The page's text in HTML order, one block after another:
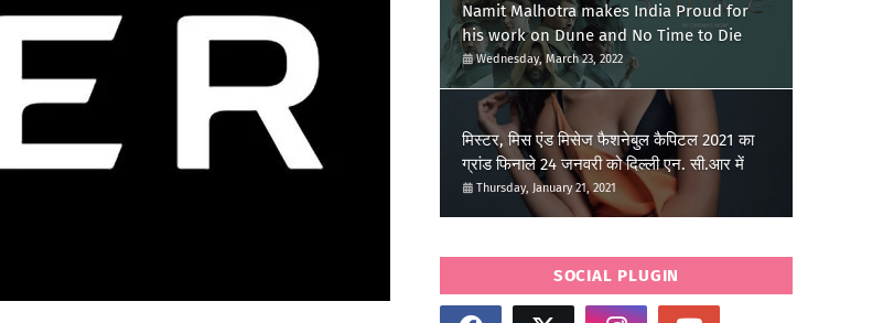
Namit Malhotra makes India Proud for
his work on Dune and No Time to Die
Wednesday, March 23, 2022
मिस्टर, मिस एंड मिसेज फैशनेबुल कैपिटल 2021 का
ग्रांड फिनाले 24 जनवरी को दिल्ली एन. सी.आर में
Thursday, January 21, 2021
SOCIAL PLUGIN